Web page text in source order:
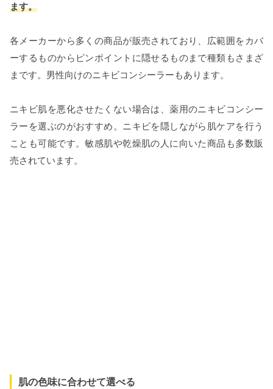
ます。
各メーカーから多くの商品が販売されており、広範囲をカバ
ーするものからピンポイントに隠せるものまで種類もさまざ
まです。男性向けのニキビコンシーラーもあります。
ニキビ肌を悪化させたくない場合は、薬用のニキビコンシー
ラーを選ぶのがおすすめ。ニキビを隠しながら肌ケアを行う
ことも可能です。敏感肌や乾燥肌の人に向いた商品も多数販
売されています。
肌の色味に合わせて選べる